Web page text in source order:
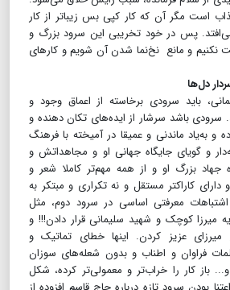
است مگر آن که کار کپی بس زیباتر از کار
پس در خود تخریبی این سرود بزرگ‌ و
نکنیم و مانع نخ‌نما شدن آن شویم و کارهای
دل‌ها
باید سرودی برخاسته از اعماق وجود و
سرودی باشد سرشار از ایده‌های تکان دهنده و
و به‌یاد ماندنی و عمیقا در آمیخته با فرهنگ
و گویای جایگاه جهانی او و مجاهداتش و
جهاد بزرگ او و از همه مهم‌تر کاملا شعر و
کاراکتر مستقل و نه تکراری و مبتکر به
معرفتی اساسی در سرود دوم‌، مثل
میرزا کوچک و شهید سلیمانی قرار دادن!!! و
میرزای عزیز کردن. اینها خطای تماتیک و
فراوان و اطناب و بدون شعله‌های سوزان
باز کار را خراب‌تر و معمولی‌تر کرده، شکل